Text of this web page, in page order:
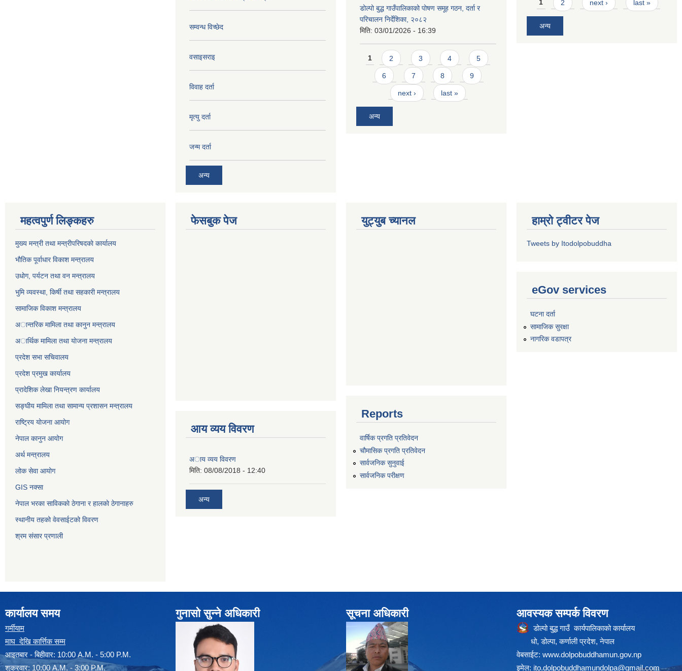
सम्वन्ध विच्छेद
वसाइसराइ
विवाह दर्ता
मृत्यु दर्ता
जन्म दर्ता
अन्य
डोल्पो बुद्ध गाउँपालिकाको पोषण समूह गठन, दर्ता र
परिचालन निर्देशिका, २०८२
मिति: 03/01/2026 - 16:39
Pages
1 2 3 4 5
6 7 8 9
next › last »
अन्य
1 2 next › last »
अन्य
महत्वपुर्ण लिङ्कहरु
मुख्य मन्त्री तथा मन्त्रीपरिषदकाे कार्यालय
भाैतिक पूर्वाधार विकाश मन्त्रालय
उधाेग, पर्यटन तथा वन मन्त्रालय
भुमि व्यवस्था, किर्षी तथा सहकारी मन्त्रालय
सामाजिक विकाश मन्त्रालय
अान्तरिक मामिला तथा कानुन मन्त्रालय
अार्थिक मामिला तथा याेजना मन्त्रालय
प्रदेश सभा सचिवालय
प्रदेश प्रमुख कार्यालय
प्रादेशिक लेखा नियन्त्रण कार्यालय
सङ्‍घीय मामिला तथा सामान्य प्रशासन मन्त्रालय
राष्ट्रिय योजना आयोग
नेपाल कानुन आयोग
अर्थ मन्त्रालय
लोक सेवा आयोग
GIS नक्सा
नेपाल भरका साविककाे ठेगाना र हालकाे ठेगानाहरु
स्थानीय तहको वेवसाईटको विवरण
श्रम संसार प्रणाली
फेसबुक पेज
आय व्यय विवरण
अाय व्यय विवरण
मिति: 08/08/2018 - 12:40
अन्य
युट्युब च्यानल
Reports
वार्षिक प्रगति प्रतिवेदन
चौमासिक प्रगति प्रतिवेदन
सार्वजनिक सुनुवाई
सार्वजनिक परीक्षण
हाम्रो ट्वीटर पेज
Tweets by Itodolpobuddha
eGov services
घटना दर्ता
सामाजिक सुरक्षा
नागरिक वडापत्र
कार्यालय समय
गर्मीयाम
माघ देखि कार्त्तिक सम्म
आइतबार - बिहीवार: 10:00 A.M. - 5:00 P.M.
शुक्रवार: 10:00 A.M. - 3:00 P.M.
गुनासो सुन्ने अधिकारी सूचना अधिकारी आवस्यक सम्पर्क विवरण
डोल्पो बुद्ध गाउँ कार्यपालिकाको कार्यालय
धो, डोल्पा, कर्णाली प्रदेश, नेपाल
वेबसाईट: www.dolpobuddhamun.gov.np
इमेल: ito.dolpobuddhamundolpa@gmail.com